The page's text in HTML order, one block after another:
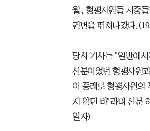
월, 형평사원들 시중
권번을 뛰쳐나갔다
당시 기사는 "일반에
신분이었던 형평사원
이 종래로 형평사원의
지 않던 바"라며 신분
일자)